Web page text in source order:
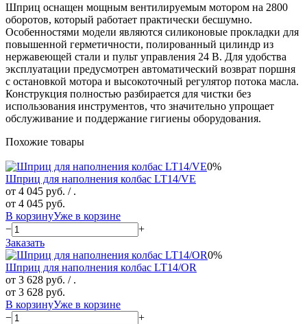
Шприц оснащен мощным вентилируемым мотором на 2800
оборотов, который работает практически бесшумно.
Особенностями модели являются силиконовые прокладки для
повышенной герметичности, полированный цилиндр из
нержавеющей стали и пульт управления 24 В. Для удобства
эксплуатации предусмотрен автоматический возврат поршня
с остановкой мотора и высокоточный регулятор потока масла.
Конструкция полностью разбирается для чистки без
использования инструментов, что значительно упрощает
обслуживание и поддержание гигиены оборудования.
Похожие товары
0%
Шприц для наполнения колбас LT14/VE
от 4 045 руб. / .
от 4 045 руб.
В корзинуУже в корзине
−
+
Заказать
0%
Шприц для наполнения колбас LT14/OR
от 3 628 руб. / .
от 3 628 руб.
В корзинуУже в корзине
−
+